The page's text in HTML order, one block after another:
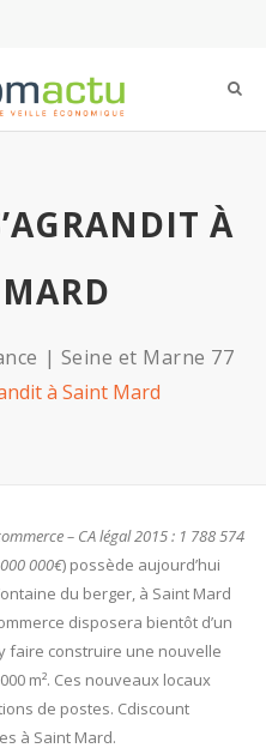
À
Seine et Marne 77
à Saint Mard
– CA légal 2015 : 1 788 574
000€) possède aujourd’hui
du berger, à Saint Mard
disposera bientôt d’un
faire construire une nouvelle
m². Ces nouveaux locaux
de postes. Cdiscount
à Saint Mard.